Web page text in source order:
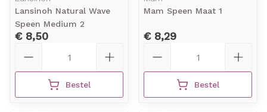
Lansinoh Natural Wave
Speen Medium 2
€ 8,50
Bestel
Mam Speen Maat 1
€ 8,29
Bestel